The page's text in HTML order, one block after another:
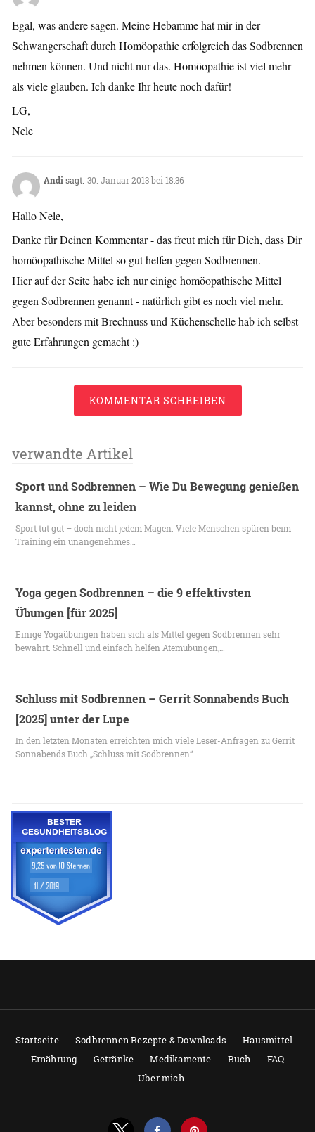
Egal, was andere sagen. Meine Hebamme hat mir in der
Schwangerschaft durch Homöopathie erfolgreich das Sodbrennen
nehmen können. Und nicht nur das. Homöopathie ist viel mehr
als viele glauben. Ich danke Ihr heute noch dafür!
LG,
Nele
Andi sagt: 30. Januar 2013 bei 18:36
Hallo Nele,
Danke für Deinen Kommentar - das freut mich für Dich, dass Dir
homöopathische Mittel so gut helfen gegen Sodbrennen.
Hier auf der Seite habe ich nur einige homöopathische Mittel
gegen Sodbrennen genannt - natürlich gibt es noch viel mehr.
Aber besonders mit Brechnuss und Küchenschelle hab ich selbst
gute Erfahrungen gemacht :)
KOMMENTAR SCHREIBEN
verwandte Artikel
Sport und Sodbrennen – Wie Du Bewegung genießen
kannst, ohne zu leiden
Sport tut gut – doch nicht jedem Magen. Viele Menschen spüren beim
Training ein unangenehmes…
Yoga gegen Sodbrennen – die 9 effektivsten
Übungen [für 2025]
Einige Yogaübungen haben sich als Mittel gegen Sodbrennen sehr
bewährt. Schnell und einfach helfen Atemübungen,…
Schluss mit Sodbrennen – Gerrit Sonnabends Buch
[2025] unter der Lupe
In den letzten Monaten erreichten mich viele Leser-Anfragen zu Gerrit
Sonnabends Buch „Schluss mit Sodbrennen“.…
Startseite Sodbrennen Rezepte & Downloads
Hausmittel
Ernährung
Getränke Medikamente Buch
FAQ
Über mich